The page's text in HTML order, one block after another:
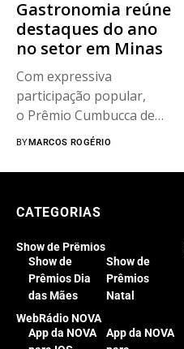
Gastronomia reúne
destaques do ano
no setor em Minas
Com expressiva
participação popular,
o Prêmio Cumbucca de
Gastronomia celebra os
BY MARCOS ROGÉRIO
CATEGORIAS
Show de Prêmios
Show de
Prêmios Dia
das Mães
Show de
Prêmios
Natal
WebRádio NOVA
App da NOVA
App da NOVA